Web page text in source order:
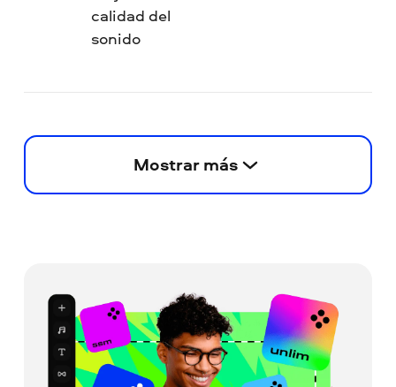
calidad del
sonido
Mostrar más